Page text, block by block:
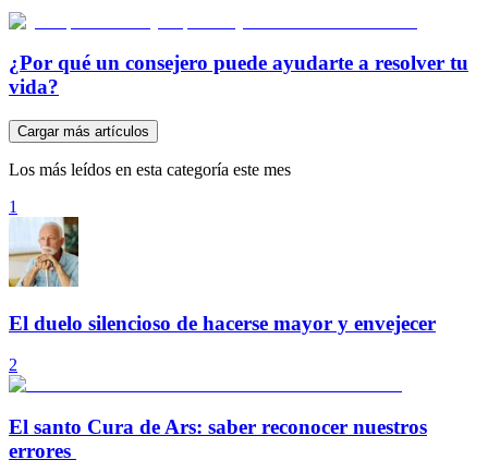
¿Por qué un consejero puede ayudarte a resolver tu
vida?
Cargar más artículos
Los más leídos en esta categoría este mes
1
El duelo silencioso de hacerse mayor y envejecer
2
El santo Cura de Ars: saber reconocer nuestros
errores